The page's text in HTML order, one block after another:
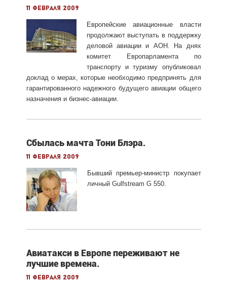
11 февраля 2009
Европейские авиационные власти
продолжают выступать в поддержку
деловой авиации и АОН. На днях
комитет Европарламента по
транспорту и туризму опубликовал
доклад о мерах, которые необходимо предпринять для
гарантированного надежного будущего авиации общего
назначения и бизнес-авиации.
Сбылась мачта Тони Блэра.
11 февраля 2009
Бывший премьер-министр покупает
личный Gulfstream G 550.
Авиатакси в Европе переживают не
лучшие времена.
11 февраля 2009